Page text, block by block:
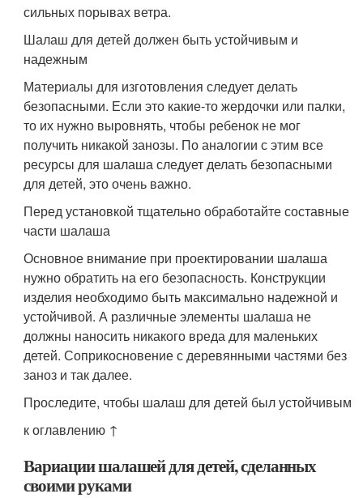
сильных порывах ветра.
Шалаш для детей должен быть устойчивым и
надежным
Материалы для изготовления следует делать
безопасными. Если это какие-то жердочки или палки,
то их нужно выровнять, чтобы ребенок не мог
получить никакой занозы. По аналогии с этим все
ресурсы для шалаша следует делать безопасными
для детей, это очень важно.
Перед установкой тщательно обработайте составные
части шалаша
Основное внимание при проектировании шалаша
нужно обратить на его безопасность. Конструкции
изделия необходимо быть максимально надежной и
устойчивой. А различные элементы шалаша не
должны наносить никакого вреда для маленьких
детей. Соприкосновение с деревянными частями без
заноз и так далее.
Проследите, чтобы шалаш для детей был устойчивым
к оглавлению ↑
Вариации шалашей для детей, сделанных
своими руками